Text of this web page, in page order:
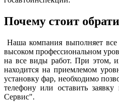
Почему стоит
Наша компания выполняет
высоком профессиональном
на все виды работ. При этом,
находится на приемлемом
установку фар, необходимо
телефону или оставить
Сервис".